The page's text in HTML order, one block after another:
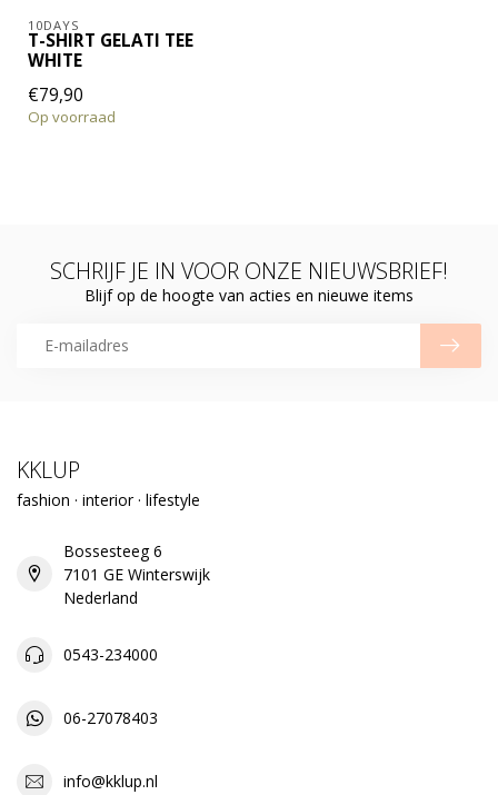
10DAYS
T-SHIRT GELATI TEE
WHITE
€79,90
Op voorraad
SCHRIJF JE IN VOOR ONZE NIEUWSBRIEF!
Blijf op de hoogte van acties en nieuwe items
KKLUP
fashion · interior · lifestyle
Bossesteeg 6
7101 GE Winterswijk
Nederland
0543-234000
06-27078403
info@kklup.nl